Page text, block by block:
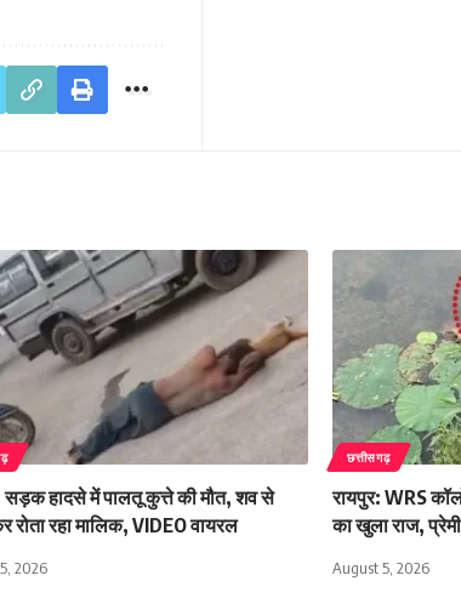
सड़क हादसे में पालतू कुत्ते की मौत, शव से
रोता रहा मालिक, VIDEO वायरल
2026
छत्तीसगढ़
रायपुर: WRS
का खुला राज,
August 5, 2026